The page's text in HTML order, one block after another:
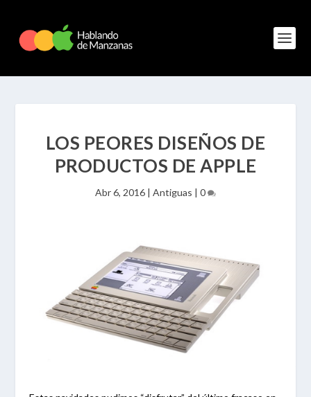
LOS PEORES DISEÑOS DE
PRODUCTOS DE APPLE
Abr 6, 2016 | Antiguas | 0